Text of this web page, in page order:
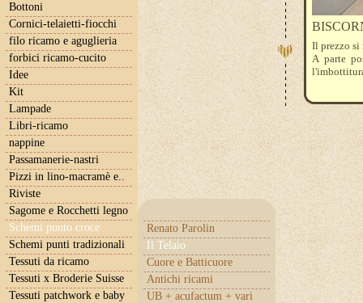
Bottoni
Cornici-telaietti-fiocchi
filo ricamo e aguglieria
forbici ricamo-cucito
Idee
Kit
Lampade
Libri-ricamo
nappine
Passamanerie-nastri
Pizzi in lino-macramè e..
Riviste
Sagome e Rocchetti legno
Schemi punto croce
Renato Parolin
Il Telaio
Cuore e Batticuore
Antichi ricami
UB + acufactum + vari
Schemi punti tradizionali
Tessuti da ricamo
Tessuti x Broderie Suisse
Tessuti patchwork e baby
Il prezzo si
A parte